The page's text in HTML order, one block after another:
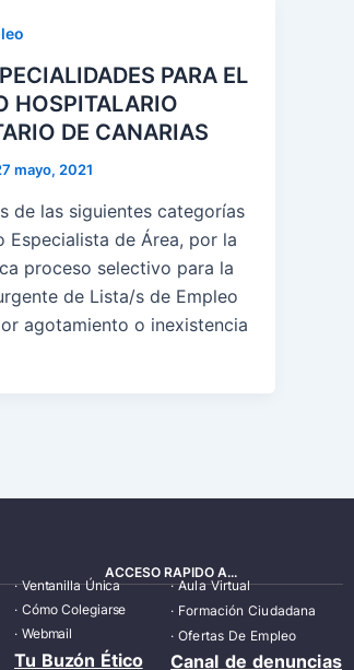
PARA EL
HOSPITALARIO
DE CANARIAS
mayo, 2021
de las siguientes categorías
Especialista de Área, por la
proceso selectivo para la
de Lista/s de Empleo
agotamiento o inexistencia
ACCESO RAPIDO A...
·Ventanilla Única
· Cómo Colegiarse
· Webmail
·Aula Virtual
· Formación Ciudadana
·Ofertas De Empleo
Tu Buzón Ético Canal de denuncias